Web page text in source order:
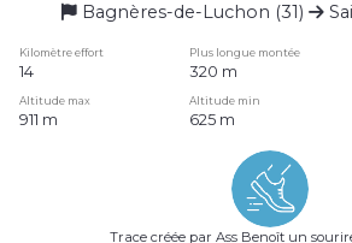
Bagnères-de-Luchon (31)
Kilomètre effort Plus longue montée
14 320 m
Altitude max Altitude min
911 m 625 m
Trace créée par Ass Benoît un